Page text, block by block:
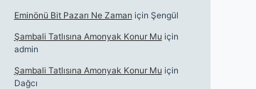
Eminönü Bit Pazarı Ne Zaman için Şengül
Şambali Tatlısına Amonyak Konur Mu için
admin
Şambali Tatlısına Amonyak Konur Mu için
Dağcı